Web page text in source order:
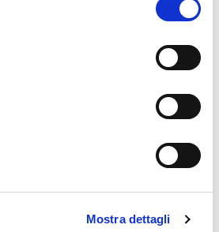
Mostra dettagli
également être